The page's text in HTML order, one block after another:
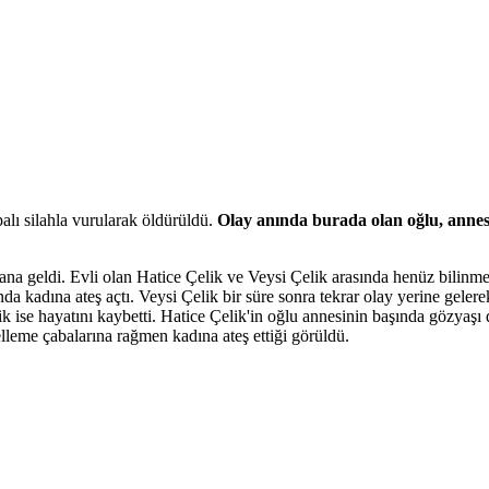
silahla vurularak öldürüldü. Olay anında burada olan oğlu,
geldi. Evli olan Hatice Çelik ve Veysi Çelik arasında henüz
kadına ateş açtı. Veysi Çelik bir süre sonra tekrar olay yerine
ise hayatını kaybetti. Hatice Çelik'in oğlu annesinin başında
çabalarına rağmen kadına ateş ettiği görüldü.